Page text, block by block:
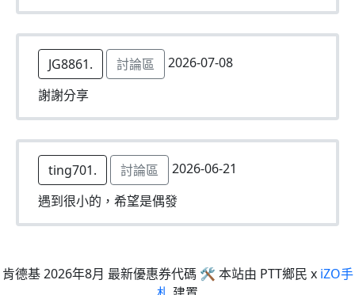
JG8861. 討論區
2026-07-08
謝謝分享
ting701. 討論區
2026-06-21
遇到很小的，希望是偶發
肯德基 2026年8月 最新優惠券代碼 🛠 本站由 PTT鄉民 x iZO手